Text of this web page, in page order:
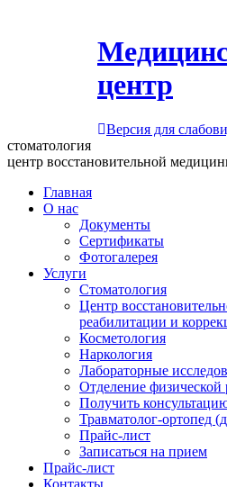
центр
Версия для
стоматология
центр восстановительной
Главная
О нас
Документы
Сертификаты
Фотогалерея
Услуги
Стоматология
Центр
реабилитации и
Косметология
Наркология
Лабораторные
Отделение физической
Получить
Травматолог-ортопед
Прайс-лист
Записаться на прием
Прайс-лист
Контакты